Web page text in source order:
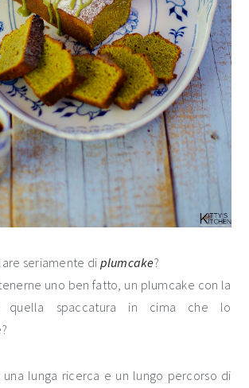
seriamente di plumcake?
uno ben fatto, un plumcake con la
spaccatura in cima che lo
lunga ricerca e un lungo percorso di